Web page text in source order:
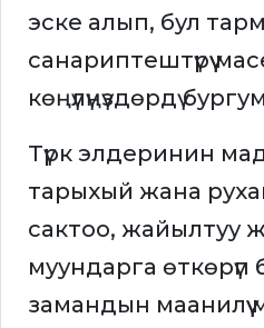
эске алып, бул
санариптештүрүү
көңүлүңүздөрдү
Түрк элдеринин
тарыхый жана
сактоо, жайылтуу
муундарга өткөрүп
замандын